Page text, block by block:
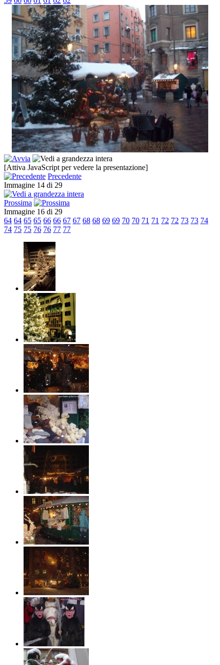
[Attiva JavaScript per vedere la presentazione]
Precedente
Immagine 14 di 29
Prossima
Immagine 16 di 29
64 64 65 65 66 66 67 67 68 68 69 69 70 70 71 71 72 72 73 73 74
74 75 75 76 76 77 77